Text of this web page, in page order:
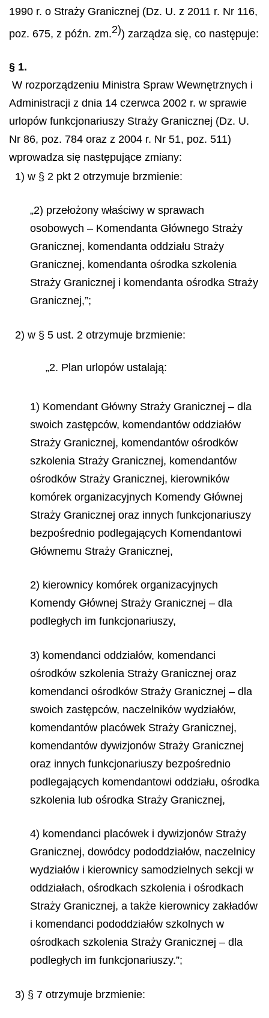
1990 r. o Straży Granicznej (Dz. U. z 2011 r. Nr 116,
poz. 675, z późn. zm.2)) zarządza się, co następuje:
§ 1.
W rozporządzeniu Ministra Spraw Wewnętrznych i
Administracji z dnia 14 czerwca 2002 r. w sprawie
urlopów funkcjonariuszy Straży Granicznej (Dz. U.
Nr 86, poz. 784 oraz z 2004 r. Nr 51, poz. 511)
wprowadza się następujące zmiany:
1) w § 2 pkt 2 otrzymuje brzmienie:
„2) przełożony właściwy w sprawach
osobowych – Komendanta Głównego Straży
Granicznej, komendanta oddziału Straży
Granicznej, komendanta ośrodka szkolenia
Straży Granicznej i komendanta ośrodka Straży
Granicznej,”;
2) w § 5 ust. 2 otrzymuje brzmienie:
„2. Plan urlopów ustalają:
1) Komendant Główny Straży Granicznej – dla
swoich zastępców, komendantów oddziałów
Straży Granicznej, komendantów ośrodków
szkolenia Straży Granicznej, komendantów
ośrodków Straży Granicznej, kierowników
komórek organizacyjnych Komendy Głównej
Straży Granicznej oraz innych funkcjonariuszy
bezpośrednio podlegających Komendantowi
Głównemu Straży Granicznej,
2) kierownicy komórek organizacyjnych
Komendy Głównej Straży Granicznej – dla
podległych im funkcjonariuszy,
3) komendanci oddziałów, komendanci
ośrodków szkolenia Straży Granicznej oraz
komendanci ośrodków Straży Granicznej – dla
swoich zastępców, naczelników wydziałów,
komendantów placówek Straży Granicznej,
komendantów dywizjonów Straży Granicznej
oraz innych funkcjonariuszy bezpośrednio
podlegających komendantowi oddziału, ośrodka
szkolenia lub ośrodka Straży Granicznej,
4) komendanci placówek i dywizjonów Straży
Granicznej, dowódcy pododdziałów, naczelnicy
wydziałów i kierownicy samodzielnych sekcji w
oddziałach, ośrodkach szkolenia i ośrodkach
Straży Granicznej, a także kierownicy zakładów
i komendanci pododdziałów szkolnych w
ośrodkach szkolenia Straży Granicznej – dla
podległych im funkcjonariuszy.”;
3) § 7 otrzymuje brzmienie: